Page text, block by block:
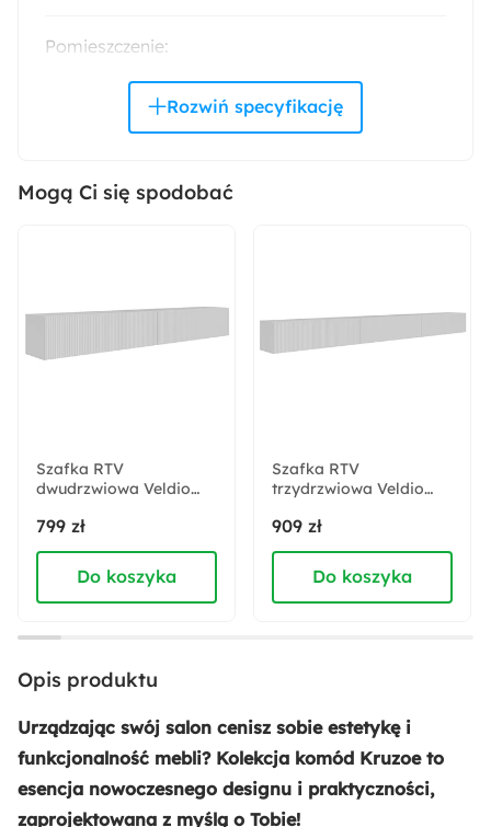
Pomieszczenie:
Akcja specjalna:
Wysokość:
Szerokość:
180 cm
Liczba półek:
6
Liczba szuflad:
Liczba półek zamkniętych:
6
Mogą Ci się spodobać
Szafka RTV
dwudrzwiowa Veldio
frontem 200 cm biała
799 zł
Do koszyka
Szafka RTV
trzydrzwiowa Veldio
frontem 300 cm biała
909 zł
Do koszyka
Opis produktu
Urządzając swój salon cenisz sobie estetykę i
funkcjonalność mebli? Kolekcja komód Kruzoe to
esencja nowoczesnego designu i praktyczności,
zaprojektowana z myślą o Tobie!